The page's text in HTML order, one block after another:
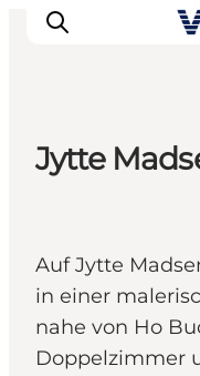
Unsere Städte
Essen &
Tickets kaufen
Plane deine
Jytte
Auf Jytte
in einer
nahe von Ho
Doppelzimmer